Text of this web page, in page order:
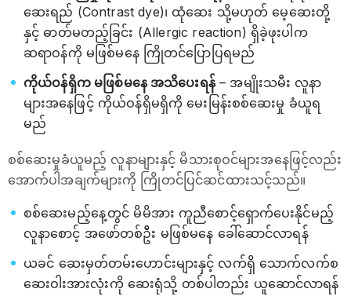
ဆေးရည် (Contrast dye)၊ ထုံဆေး သို့မဟုတ် မေ့ဆေးတို့
နှင့် ဓာတ်မတည့်ခြင်း (Allergic reaction) ရှိခဲ့ဖုးပါက
ဆရာဝန်ကို မဖြစ်မနေ ကြိုတင်ပြောပြရမည်
ကိုယ်ဝန်ရှိက မဖြစ်မနေ အသိပေးရန်– အမျိုးသမီး လူနာ
များအနေဖြင့် ကိုယ်ဝန်ရှိမရှိကို မေးမြန်းစစ်ဆေးမှု ခံယူရ
မည်
စစ်ဆေးမှုခံယူမည့် လူနာများနှင့် မိသားစုဝင်များအနေဖြင့်လည်း
အောက်ပါအချက်များကို ကြိုတင်ပြင်ဆင်ထားသင့်သည်။
စစ်ဆေးမည့်နေ့တွင် မိမိအား ကူညီစောင့်ရှောက်ပေးနိုင်မည့်
လူနာစောင့် အဖော်တစ်ဦး မဖြစ်မနေ ခေါ်ဆောင်လာရန်
ယခင် ဆေးမှတ်တမ်းဟောင်းများနှင့် လက်ရှိ သောက်လက်စ
ဆေးဝါးအားလုံးကို ဆေးရုံသို့ တစ်ပါတည်း ယူဆောင်လာရန်